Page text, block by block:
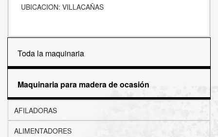
UBICACION: VILLACAÑAS
Toda la maquinaria
Maquinaria para madera de ocasión
AFILADORAS
ALIMENTADORES